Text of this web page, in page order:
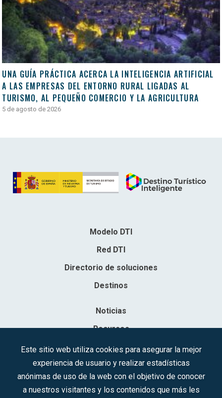
UNA GUÍA PRÁCTICA ACERCA LA INTELIGENCIA ARTIFICIAL
A LAS EMPRESAS DEL ENTORNO RURAL LIGADAS AL
TURISMO, AL PEQUEÑO COMERCIO Y LA AGRICULTURA
5 de agosto de 2026
Modelo DTI
Red DTI
Directorio de soluciones
Destinos
Noticias
Recursos
Contacto
Sociedad Mercantil Estatal para la Gestión de la Innovación y las
Este sitio web utiliza cookies para asegurar la mejor
experiencia de usuario y realizar estadísticas
anónimas de uso de la web con el objetivo de conocer
a nuestros visitantes y los contenidos que más les